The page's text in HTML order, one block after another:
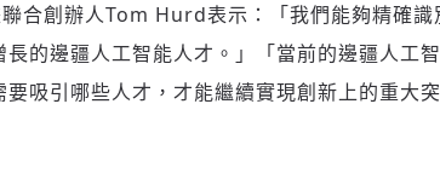
合創辦人Tom Hurd表示：「我們能夠精確識
長的邊疆人工智能人才。」「當前的邊疆人
吸引哪些人才，才能繼續實現創新上的重大突